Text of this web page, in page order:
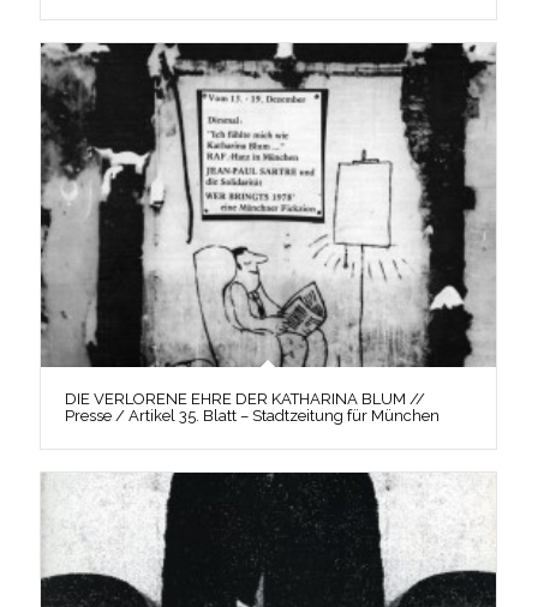
DIE VERLORENE EHRE DER KATHARINA BLUM //
Presse / Artikel 35. Blatt – Stadtzeitung für München